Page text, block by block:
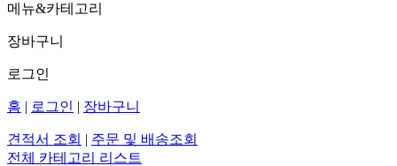
메뉴&카테고리
장바구니
로그인
홈 | 로그인 | 장바구니
견적서 조회 | 주문 및 배송조회
전체 카테고리 리스트